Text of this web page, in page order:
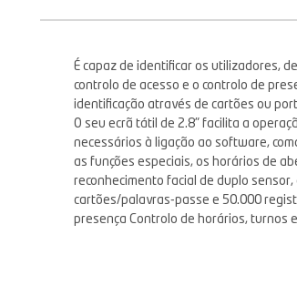
É capaz de identificar os utilizadores,
controlo de acesso e o controlo de
identificação através de cartões ou
O seu ecrã tátil de 2.8" facilita a
necessários à ligação ao software,
as funções especiais, os horários de
reconhecimento facial de duplo sensor,
cartões/palavras-passe e 50.000
presença Controlo de horários, turnos